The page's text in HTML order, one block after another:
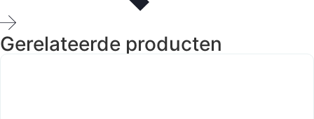
Gerelateerde producten